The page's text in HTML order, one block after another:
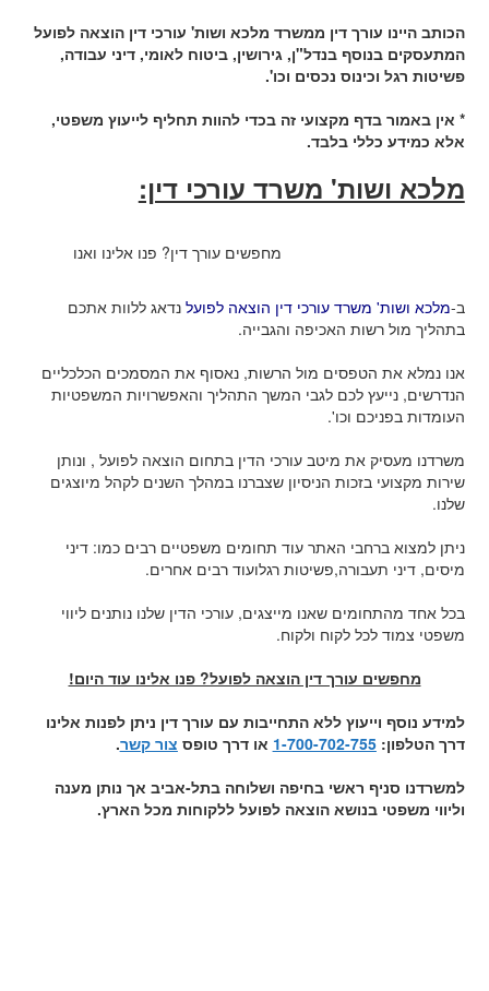
הכותב היינו עורך דין ממשרד מלכא ושות' עורכי דין הוצאה לפועל
המתעסקים בנוסף בנדל"ן, גירושין, ביטוח לאומי, דיני עבודה,
פשיטות רגל וכינוס נכסים וכו'.
* אין באמור בדף מקצועי זה בכדי להוות תחליף לייעוץ משפטי,
אלא כמידע כללי בלבד.
מלכא ושות' משרד עורכי דין:
מחפשים עורך דין? פנו אלינו ואנו
ב-מלכא ושות' משרד עורכי דין הוצאה לפועל נדאג ללוות אתכם
בתהליך מול רשות האכיפה והגבייה.
אנו נמלא את הטפסים מול הרשות, נאסוף את המסמכים הכלכליים
הנדרשים, נייעץ לכם לגבי המשך התהליך והאפשרויות המשפטיות
העומדות בפניכם וכו'.
משרדנו מעסיק את מיטב עורכי הדין בתחום הוצאה לפועל , ונותן
שירות מקצועי בזכות הניסיון שצברנו במהלך השנים לקהל מיוצגים
שלנו.
ניתן למצוא ברחבי האתר עוד תחומים משפטיים רבים כמו: דיני
מיסים, דיני תעבורה,פשיטות רגלועוד רבים אחרים.
בכל אחד מהתחומים שאנו מייצגים, עורכי הדין שלנו נותנים ליווי
משפטי צמוד לכל לקוח ולקוח.
מחפשים עורך דין הוצאה לפועל? פנו אלינו עוד היום!
למידע נוסף וייעוץ ללא התחייבות עם עורך דין ניתן לפנות אלינו
דרך הטלפון:1-700-702-755 או דרך טופס צור קשר.
למשרדנו סניף ראשי בחיפה ושלוחה בתל-אביב אך נותן מענה
וליווי משפטי בנושא הוצאה לפועל ללקוחות מכל הארץ.